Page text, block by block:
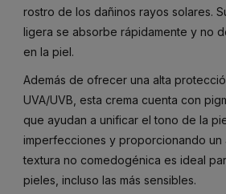
rostro de los dañinos rayos solares.
ligera se absorbe rápidamente y no
en la piel.
Además de ofrecer una alta
UVA/UVB, esta crema cuenta con
que ayudan a unificar el tono de la
imperfecciones y proporcionando un
textura no comedogénica es ideal
pieles, incluso las más sensibles.